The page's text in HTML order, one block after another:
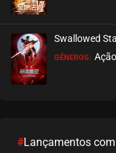
Swallowed
GÊNEROS:
#Lançamentos